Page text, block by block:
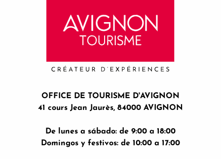
OFFICE DE TOURISME D'AVIGNON
41 cours Jean Jaurès, 84000 AVIGNON
De lunes a sábado: de 9:00 a 18:00
Domingos y festivos: de 10:00 a 17:00